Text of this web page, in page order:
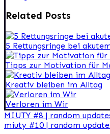
Related Posts
5 Rettungsringe bei
Tipps zur Motivation für
Kreativ bleiben im Alltag
Verloren im Wir
MIUTY #8 | random
miuty #10 | random